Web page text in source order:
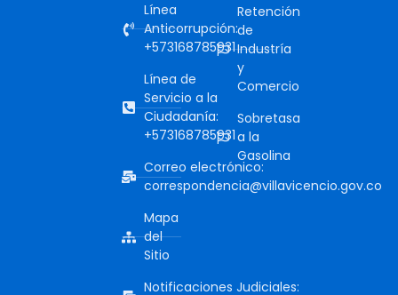
Línea
Anticorrupción:
+573168785931
Línea de
Servicio a la
Ciudadanía:
+573168785931
Correo electrónico:
correspondencia@villavicencio.gov.co
Mapa
del
Sitio
Notificaciones Judiciales:
Retención
de
Industría
y
Comercio
Sobretasa
a la
Gasolina